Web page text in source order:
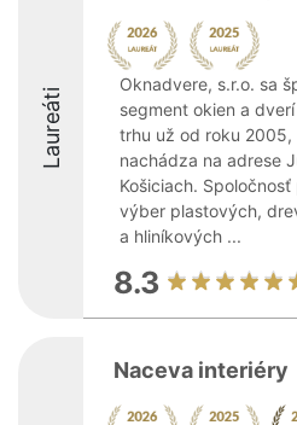
Laureáti
Oknadvere, s.r.o. sa
segment okien a
trhu už od roku 2005,
nachádza na adrese
Košiciach.
výber plastových,
a hliníkových ...
8.3
Naceva interiéry